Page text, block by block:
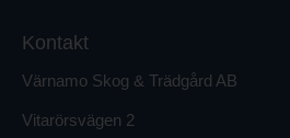
Kontakt
Värnamo Skog & Trädgård AB
Vitarörsvägen 2